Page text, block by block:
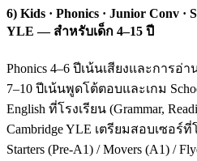
6) Kids · Phonics · Junior Conv ·
YLE — สำหรับเด็ก 4–15 ปี
Phonics 4–6 ปีเน้นเสียงและการอ่า
7–10 ปีเน้นพูดโต้ตอบและเกม
English ที่โรงเรียน (Grammar,
Cambridge YLE เตรียมสอบเซอร์
Starters (Pre-A1) / Movers (A1) /